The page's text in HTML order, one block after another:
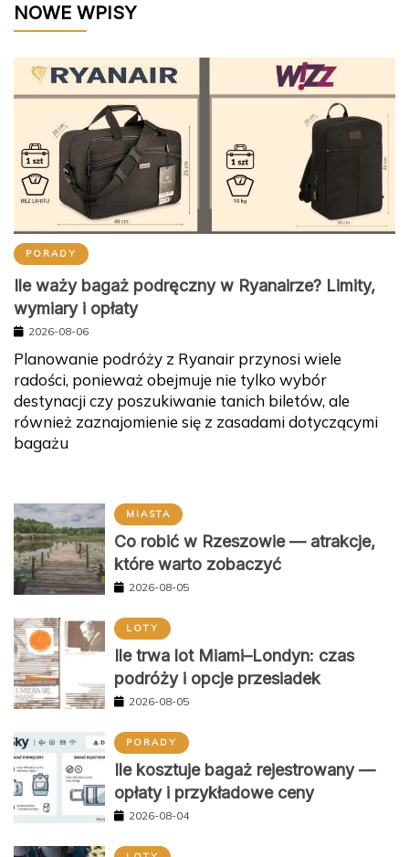
NOWE WPISY
PORADY
Ile waży bagaż podręczny w Ryanairze? Limity,
wymiary i opłaty
2026-08-06
Planowanie podróży z Ryanair przynosi wiele
radości, ponieważ obejmuje nie tylko wybór
destynacji czy poszukiwanie tanich biletów, ale
również zaznajomienie się z zasadami dotyczącymi
bagażu
MIASTA
Co robić w Rzeszowie — atrakcje,
które warto zobaczyć
2026-08-05
LOTY
Ile trwa lot Miami–Londyn: czas
podróży i opcje przesiadek
2026-08-05
PORADY
Ile kosztuje bagaż rejestrowany —
opłaty i przykładowe ceny
2026-08-04